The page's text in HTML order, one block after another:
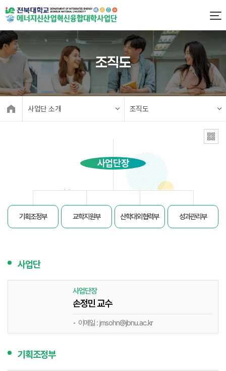
조직도
사업단 소개 조직도
사업단장
기획조정부 교학지원부 산학대외협력부 성과관리부
사업단
사업단장
손정민 교수
이메일 : jmsohn@jbnu.ac.kr
기획조정부